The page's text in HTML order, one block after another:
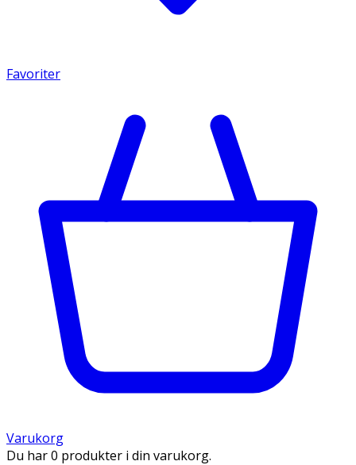
Favoriter
Varukorg
Du har 0 produkter i din varukorg.